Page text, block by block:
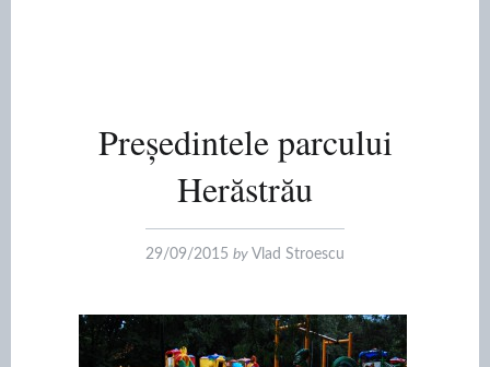
Președintele parcului
Herăstrău
29/09/2015 by Vlad Stroescu